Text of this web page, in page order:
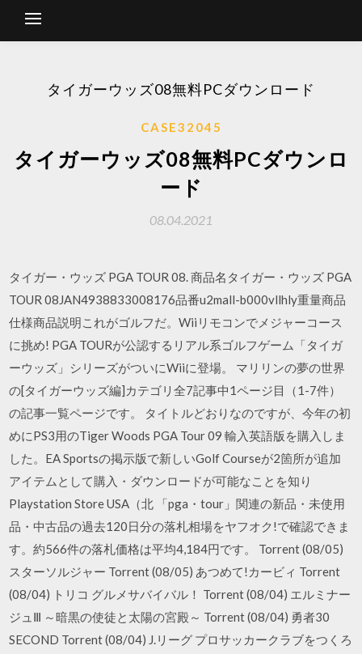
タイガーウッズ08無料PCダウンロード
CASE32045
タイガーウッズ08無料PCダウンロ
ード
08.04.2021
タイガー・ウッズ PGA TOUR 08. 商品名タイガー・ウッズ PGA
TOUR 08JAN4938833008176品番u2mall-b000vllhly重量商品
仕様商品説明これがゴルフだ。Wiiリモコンでメジャーコース
に挑め! PGA TOURが公認するリアル系ゴルフゲーム「タイガ
ーウッズ」シリーズがついにWiiに登場。 マリリンの夢の世界
の[タイガーウッズ編]カテゴリ全7記事中1ページ目（1-7件）
の記事一覧ページです。 タイトルどおりなのですが、今年の初
めにPS3用のTiger Woods PGA Tour 09 輸入英語版を購入しま
した。EA Sportsの掲示版で新しいGolf Courseが2箇所が追加
アイテムとして購入・ダウンロードが可能なことを知り
Playstation Store USA（北 「pga・tour」関連の新品・未使用
品・中古品の過去120日分の落札相場をヤフオク!で確認できま
す。約566件の落札価格は平均4,184円です。 Torrent (08/05)
スターソルジャー Torrent (08/05) あつめて!カービィ Torrent
(08/04) トリコ グルメサバイバル！ Torrent (08/04) エルミナー
ジュⅢ ～暗黒の使徒と太陽の宮殿～ Torrent (08/04) 勇者30
SECOND Torrent (08/04) J.リーグ プロサッカークラブをつくろ